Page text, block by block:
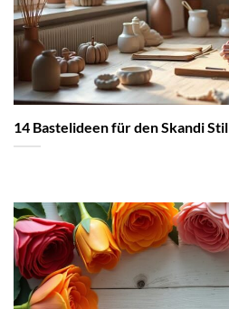
14 Bastelideen für den Skandi Stil